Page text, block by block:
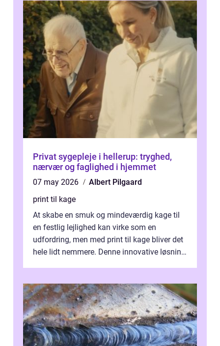
Privat sygepleje i hellerup: tryghed,
nærvær og faglighed i hjemmet
07 may 2026
Albert Pilgaard
print til kage
At skabe en smuk og mindeværdig kage til
en festlig lejlighed kan virke som en
udfordring, men med print til kage bliver det
hele lidt nemmere. Denne innovative løsning